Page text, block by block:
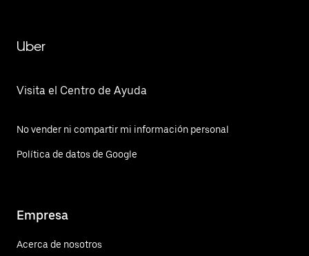
Uber
Visita el Centro de Ayuda
No vender ni compartir mi información personal
Política de datos de Google
Empresa
Acerca de nosotros